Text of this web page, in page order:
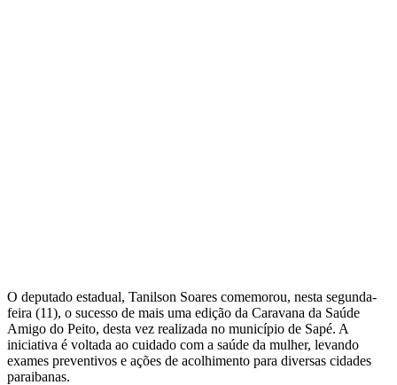
O deputado estadual, Tanilson Soares comemorou, nesta segunda-
feira (11), o sucesso de mais uma edição da Caravana da Saúde
Amigo do Peito, desta vez realizada no município de Sapé. A
iniciativa é voltada ao cuidado com a saúde da mulher, levando
exames preventivos e ações de acolhimento para diversas cidades
paraibanas.